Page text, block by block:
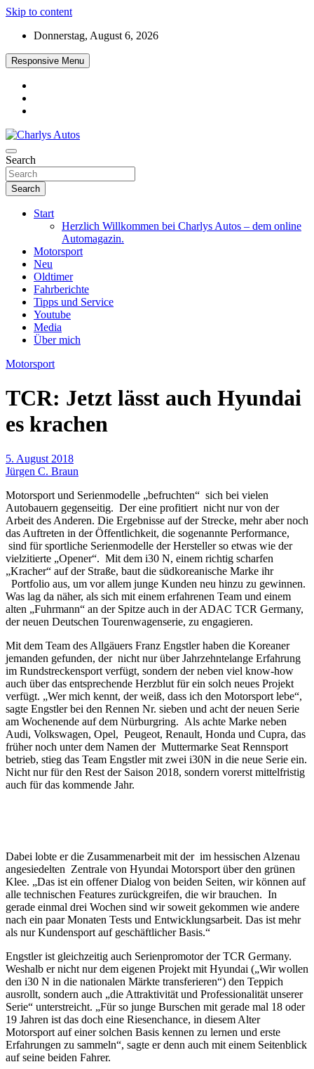
Skip to content
Donnerstag, August 6, 2026
Responsive Menu
Charlys Autos
Das neue Automagazin – global. regional. informativ. interaktiv
Search
Search
Start
Herzlich Willkommen bei Charlys Autos – dem online
Automagazin.
Motorsport
Neu
Oldtimer
Fahrberichte
Tipps und Service
Youtube
Media
Über mich
Motorsport
TCR: Jetzt lässt auch Hyundai
es krachen
5. August 2018
Jürgen C. Braun
Motorsport und Serienmodelle „befruchten“ sich bei vielen
Autobauern gegenseitig. Der eine profitiert nicht nur von der
Arbeit des Anderen. Die Ergebnisse auf der Strecke, mehr aber noch
das Auftreten in der Öffentlichkeit, die sogenannte Performance,
sind für sportliche Serienmodelle der Hersteller so etwas wie der
vielzitierte „Opener“. Mit dem i30 N, einem richtig scharfen
„Kracher“ auf der Straße, baut die südkoreanische Marke ihr
Portfolio aus, um vor allem junge Kunden neu hinzu zu gewinnen.
Was lag da näher, als sich mit einem erfahrenen Team und einem
alten „Fuhrmann“ an der Spitze auch in der ADAC TCR Germany,
der neuen Deutschen Tourenwagenserie, zu engagieren.
Mit dem Team des Allgäuers Franz Engstler haben die Koreaner
jemanden gefunden, der nicht nur über Jahrzehntelange Erfahrung
im Rundstreckensport verfügt, sondern der neben viel know-how
auch über das entsprechende Herzblut für ein solch neues Projekt
verfügt. „Wer mich kennt, der weiß, dass ich den Motorsport lebe“,
sagte Engstler bei den Rennen Nr. sieben und acht der neuen Serie
am Wochenende auf dem Nürburgring. Als achte Marke neben
Audi, Volkswagen, Opel, Peugeot, Renault, Honda und Cupra, das
früher noch unter dem Namen der Muttermarke Seat Rennsport
betrieb, stieg das Team Engstler mit zwei i30N in die neue Serie ein.
Nicht nur für den Rest der Saison 2018, sondern vorerst mittelfristig
auch für das kommende Jahr.
Dabei lobte er die Zusammenarbeit mit der im hessischen Alzenau
angesiedelten Zentrale von Hyundai Motorsport über den grünen
Klee. „Das ist ein offener Dialog von beiden Seiten, wir können auf
alle technischen Features zurückgreifen, die wir brauchen. In
gerade einmal drei Wochen sind wir soweit gekommen wie andere
nach ein paar Monaten Tests und Entwicklungsarbeit. Das ist mehr
als nur Kundensport auf geschäftlicher Basis.“
Engstler ist gleichzeitig auch Serienpromotor der TCR Germany.
Weshalb er nicht nur dem eigenen Projekt mit Hyundai („Wir wollen
den i30 N in die nationalen Märkte transferieren“) den Teppich
ausrollt, sondern auch „die Attraktivität und Professionalität unserer
Serie“ unterstreicht. „Für so junge Burschen mit gerade mal 18 oder
19 Jahren ist das doch eine Riesenchance, in diesem Alter
Motorsport auf einer solchen Basis kennen zu lernen und erste
Erfahrungen zu sammeln“, sagte er denn auch mit einem Seitenblick
auf seine beiden Fahrer.